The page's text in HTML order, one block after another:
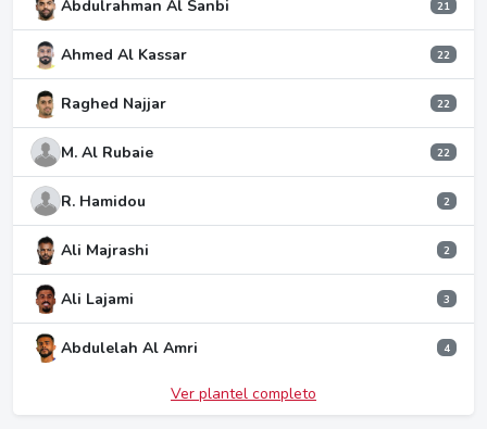
Abdulrahman Al Sanbi 21
Ahmed Al Kassar 22
Raghed Najjar 22
M. Al Rubaie 22
R. Hamidou 2
Ali Majrashi 2
Ali Lajami 3
Abdulelah Al Amri 4
Ver plantel completo